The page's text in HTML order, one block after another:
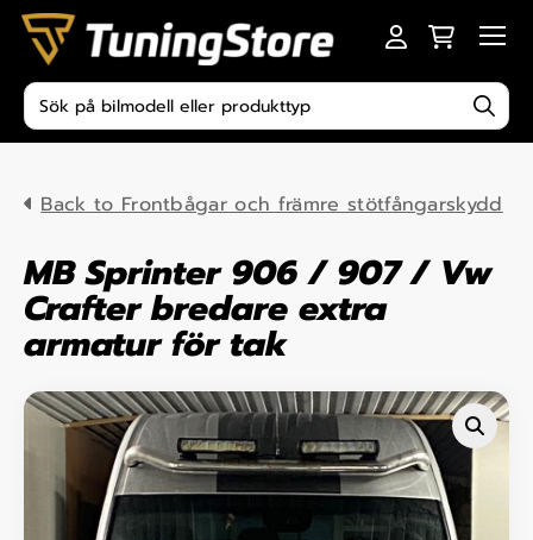
Skip to content
Produktsökning
Back to Frontbågar och främre stötfångarskydd
MB Sprinter 906 / 907 / Vw
Crafter bredare extra
armatur för tak